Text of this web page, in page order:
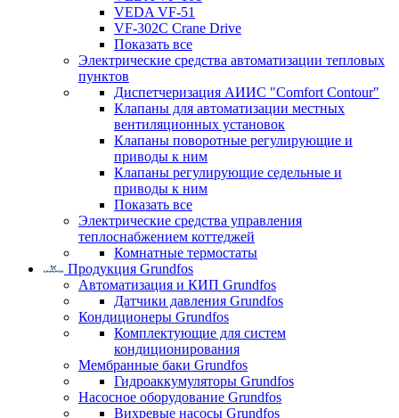
VEDA VF-51
VF-302C Crane Drive
Показать все
Электрические средства автоматизации тепловых
пунктов
Диспетчеризация АИИС "Comfort Contour"
Клапаны для автоматизации местных
вентиляционных установок
Клапаны поворотные регулирующие и
приводы к ним
Клапаны регулирующие седельные и
приводы к ним
Показать все
Электрические средства управления
теплоснабжением коттеджей
Комнатные термостаты
Продукция Grundfos
Автоматизация и КИП Grundfos
Датчики давления Grundfos
Кондиционеры Grundfos
Комплектующие для систем
кондиционирования
Мембранные баки Grundfos
Гидроаккумуляторы Grundfos
Насосное оборудование Grundfos
Вихревые насосы Grundfos